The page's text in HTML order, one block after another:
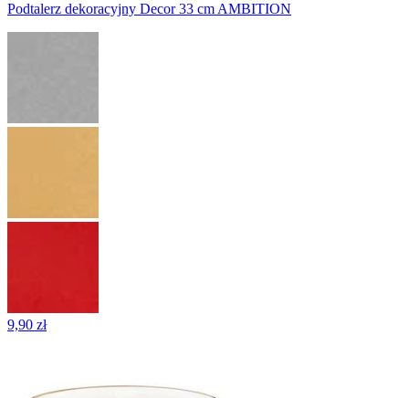
Podtalerz dekoracyjny Decor 33 cm AMBITION
9,90 zł